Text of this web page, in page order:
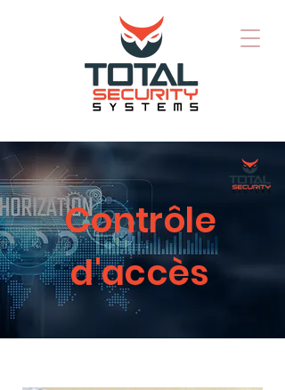
Contrôle
d'accès